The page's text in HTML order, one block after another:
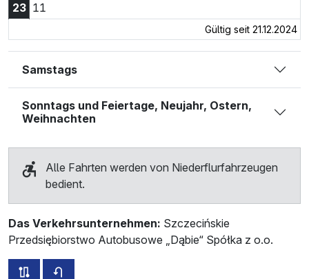
23 11
Gültig seit 21.12.2024
Samstags
Sonntags und Feiertage, Neujahr, Ostern,
Weihnachten
Alle Fahrten werden von Niederflurfahrzeugen
bedient.
Das Verkehrsunternehmen: Szczecińskie
Przedsiębiorstwo Autobusowe „Dąbie“ Spółka z o.o.
alle Strecken dieser Linie